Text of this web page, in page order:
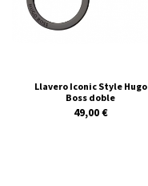
Llavero Iconic Style Hugo
Boss doble
49,00 €